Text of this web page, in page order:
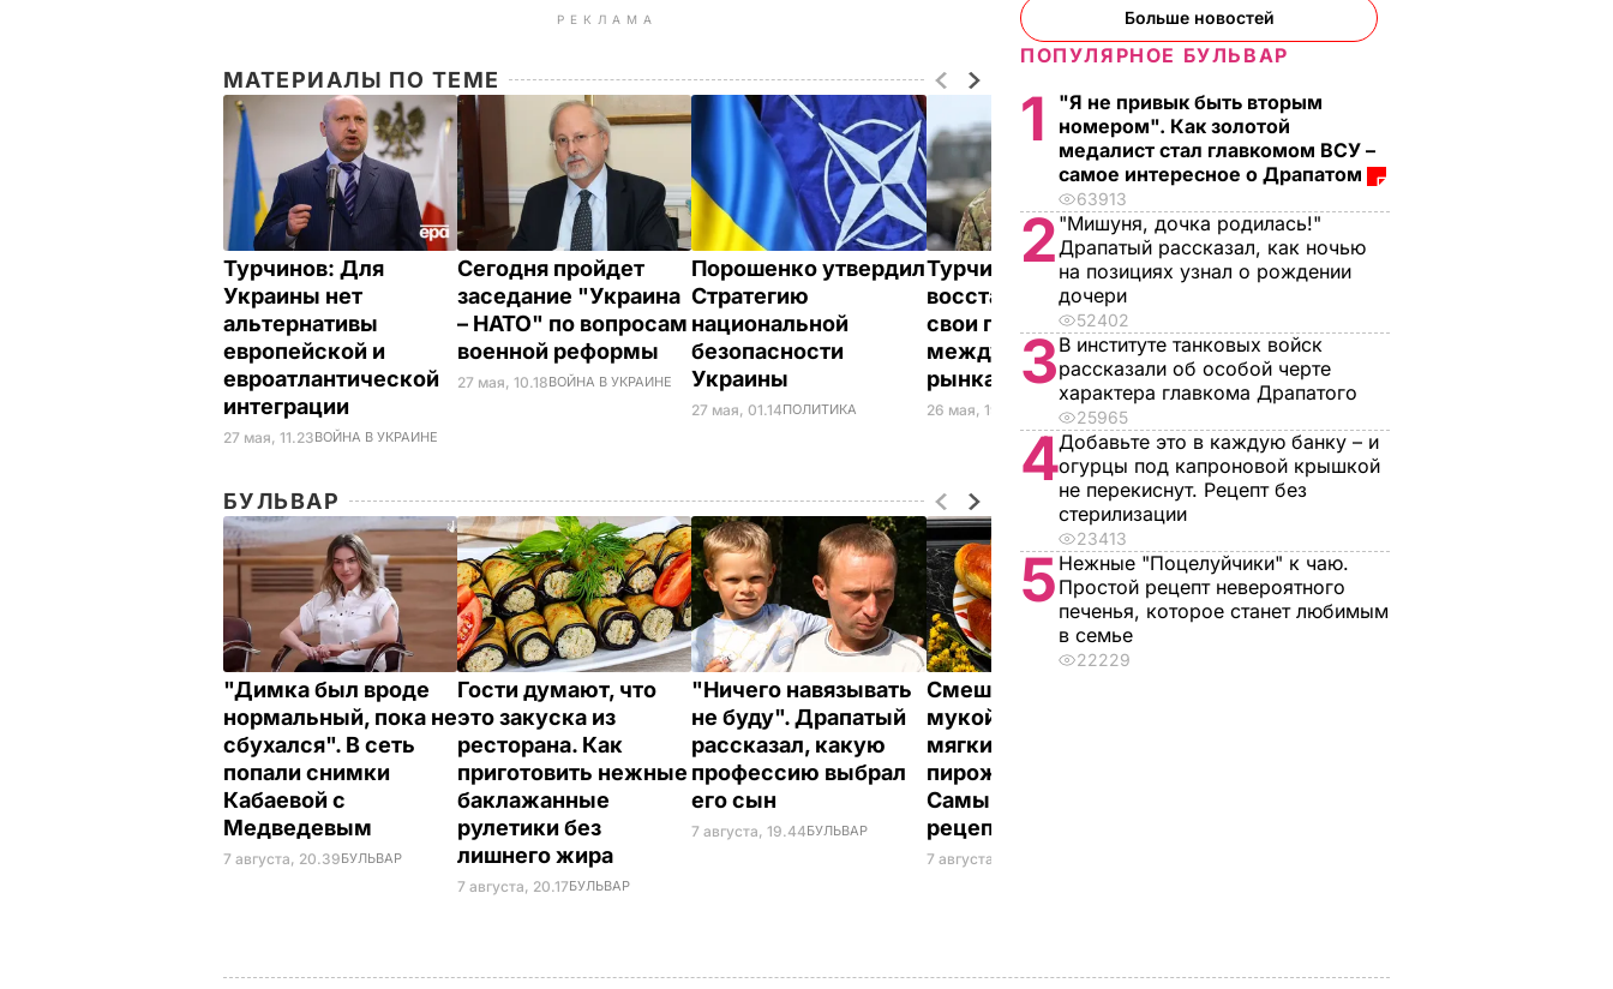
РЕКЛАМА
МАТЕРИАЛЫ ПО ТЕМЕ
Турчинов: Для
Украины нет
альтернативы
европейской и
евроатлантической
интеграции
27 мая, 11.23ВОЙНА В УКРАИНЕ
Сегодня пройдет
заседание "Украина
– НАТО" по вопросам
военной реформы
27 мая, 10.18ВОЙНА В УКРАИНЕ
Порошенко утвердил
Стратегию
национальной
безопасности
Украины
27 мая, 01.14ПОЛИТИКА
Турчинов: Украина
восстанавливает
свои позиции на
международных
рынках вооружений
26 мая, 19.38 ВОЙНА В УКРАИНЕ
Генсек НАТО: У нас
российских войск на
Донбассе
МИР
БУЛЬВАР
"Димка был вроде
нормальный, пока не
сбухался". В сеть
попали снимки
Кабаевой с
Медведевым
7 августа, 20.39БУЛЬВАР
Гости думают, что
это закуска из
ресторана. Как
приготовить нежные
баклажанные
рулетики без
лишнего жира
7 августа, 20.17БУЛЬВАР
"Ничего навязывать
не буду". Драпатый
рассказал, какую
профессию выбрал
его сын
7 августа, 19.44БУЛЬВАР
Смешайте это с
мукой – и целая гора
мягких, словно пух,
пирожков готова.
Самый лучший
рецепт
7 августа, 18.16
Больше новостей
ПОПУЛЯРНОЕ БУЛЬВАР
1
"Я не привык быть вторым
номером". Как золотой
медалист стал главкомом ВСУ –
самое интересное о Драпатом
63913
2 "Мишуня, дочка родилась!"
Драпатый рассказал, как ночью
на позициях узнал о рождении
дочери
52402
3В институте танковых войск
рассказали об особой черте
характера главкома Драпатого
25965
4Добавьте это в каждую банку – и
огурцы под капроновой крышкой
не перекиснут. Рецепт без
стерилизации
23413
5 Нежные "Поцелуйчики" к чаю.
Простой рецепт невероятного
печенья, которое станет любимым
в семье
22229